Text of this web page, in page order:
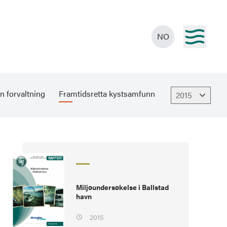
NO
forvaltning Framtidsretta kystsamfunn 2015
Miljøundersøkelse i Ballstad
havn
2015